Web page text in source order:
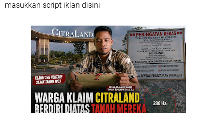
masukkan script iklan disini